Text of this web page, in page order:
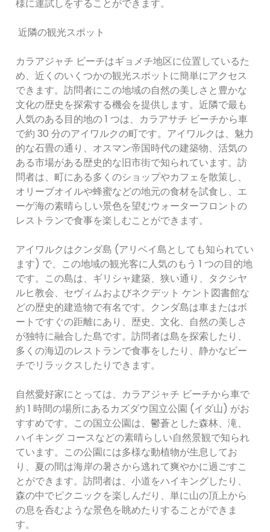
様に運試しをすることができます。
近隣の観光スポット
カラアジャチ ビーチはギョメチ地区に位置しているた
め、近くのいくつかの観光スポットに簡単にアクセス
できます。訪問者にこの地域の自然の美しさと豊かな
文化の歴史を探索する機会を提供します。近隣で最も
人気のある目的地の 1 つは、カラアサチ ビーチから車
で約 30 分のアイワルクの町です。アイワルクは、魅力
的な石畳の通り、オスマン帝国時代の建築物、活気の
ある市場がある歴史的な旧市街で知られています。訪
問者は、町にある多くのショップやカフェを散策し、
オリーブオイルや蜂蜜などの地元の食材を試食し、エ
ーゲ海の素晴らしい景色を望むウォーターフロントの
レストランで食事を楽しむことができます。
アイワルクはクンダ島 (アリベイ島としても知られてい
ます) で、この地域の観光客に人気のもう 1 つの目的地
です。この島は、ギリシャ建築、狭い通り、タクシヤ
ルヒ教会、セヴィムおよびネクデット ケント図書館な
どの歴史的建造物で有名です。クンダ島は車またはボ
ートですぐの距離にあり、歴史、文化、自然の美しさ
が独特に融合した島です。訪問者は島を探索したり、
多くの海辺のレストランで食事をしたり、静かなビー
チでリラックスしたりできます。
自然愛好家にとっては、カラアジャチ ビーチから車で
約 1 時間の場所にあるカズダウ国立公園 (イダ山) がお
すすめです。この国立公園は、鬱蒼とした森林、滝、
ハイキング コースなどの素晴らしい自然景観で知られ
ています。この公園には多様な動植物が生息してお
り、夏の間は海岸の暑さから逃れて爽やかに過ごすこ
とができます。訪問者は、小道をハイキングしたり、
森の中でピクニックを楽しんだり、単に山の頂上から
の息を呑むような景色を眺めたりすることができま
す。